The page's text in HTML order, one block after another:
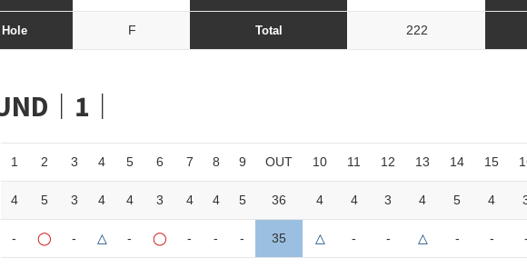
Hole F Total 222
｜1｜
1 2 3 4 5 6 7 8 9 OUT 10 11 12 13 14 15
4 5 3 4 4 3 4 4 5 36 4 4 3 4 5 4
- ◯ - △ - ◯ - - - 35 △ - - △ - - -